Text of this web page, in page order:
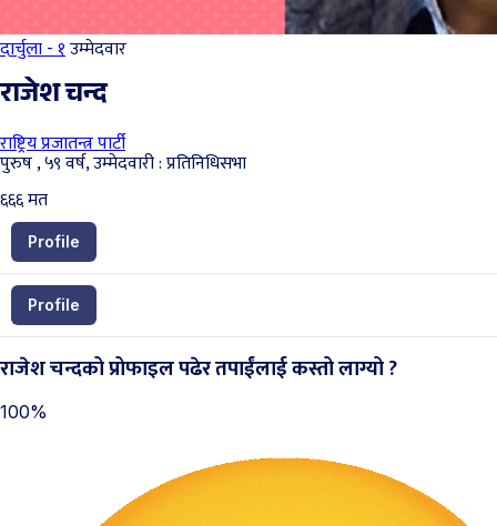
दार्चुला - १उम्मेदवार
राजेश चन्द
राष्ट्रिय प्रजातन्त्र पार्टी
पुरुष , ५९ वर्ष, उम्मेदवारी : प्रतिनिधिसभा
६६६मत
Profile
Profile
राजेश चन्दको प्रोफाइल पढेर तपाईंलाई कस्तो लाग्यो ?
100%